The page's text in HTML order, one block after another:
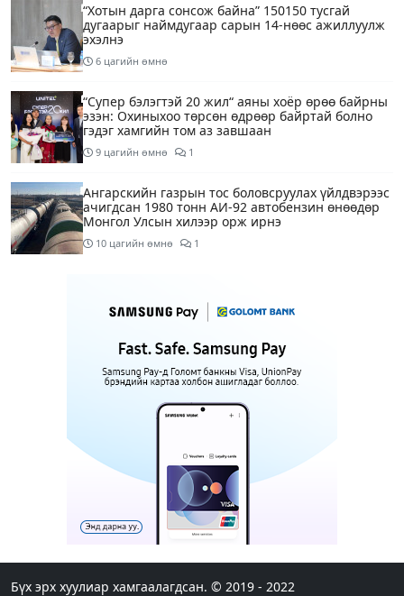
“Хотын дарга сонсож байна” 150150 тусгай
дугаарыг наймдугаар сарын 14-нөөс ажиллуулж
эхэлнэ
6 цагийн өмнө
“Супер бэлэгтэй 20 жил“ аяны хоёр өрөө байрны
эзэн: Охиныхоо төрсөн өдрөөр байртай болно
гэдэг хамгийн том аз завшаан
9 цагийн өмнө 1
Ангарскийн газрын тос боловсруулах үйлдвэрээс
ачигдсан 1980 тонн АИ-92 автобензин өнөөдөр
Монгол Улсын хилээр орж ирнэ
10 цагийн өмнө 1
төрийн бодлогын хомсдол үүсээд байна
Нэгдүгээр хорооллын арын замыг өнөөдөр орой
23:00 цагаас түр хааж, борооны ус зайлуулах
шугамын хөндлөн сэтэлгээ хийнэ
Нэгдүгээр ангид элсэгчдийн бүртгэлийг энэ
сарын 17-ноос E-Mongolia системээр зохион
12 цагийн өмнө
Өнөөдөр тэгш тоогоор төгссөн автомашинтай
иргэд 50 хүртэлх мянган төгрөгөнд БЕНЗИН авна
Бүх эрх хуулиар хамгаалагдсан. © 2019 - 2022